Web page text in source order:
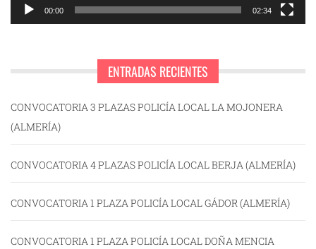
00:00 02:34
ENTRADAS RECIENTES
CONVOCATORIA 3 PLAZAS POLICÍA LOCAL LA MOJONERA
(ALMERÍA)
CONVOCATORIA 4 PLAZAS POLICÍA LOCAL BERJA (ALMERÍA)
CONVOCATORIA 1 PLAZA POLICÍA LOCAL GÁDOR (ALMERÍA)
CONVOCATORIA 1 PLAZA POLICÍA LOCAL DOÑA MENCIA